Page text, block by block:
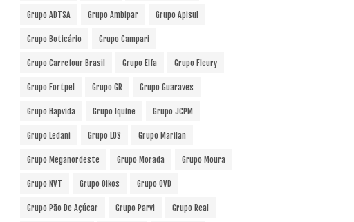
Grupo ADTSA Grupo Ambipar Grupo Apisul
Grupo Boticário Grupo Campari
Grupo Carrefour Brasil Grupo Elfa Grupo Fleury
Grupo Fortpel Grupo GR Grupo Guaraves
Grupo Hapvida Grupo Iquine Grupo JCPM
Grupo Ledani Grupo LOS Grupo Marilan
Grupo Meganordeste Grupo Morada Grupo Moura
Grupo NVT Grupo Oikos Grupo OVD
Grupo Pão De Açúcar Grupo Parvi Grupo Real